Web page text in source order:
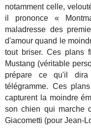
notamment celle,
il prononce «
maladresse des
d'amour quand le
tout briser. Ces plans
Mustang (véritable
prépare ce qu'il
télégramme. Ces
capturent la moindre
son chien qui marche
Giacometti (pour Jean-